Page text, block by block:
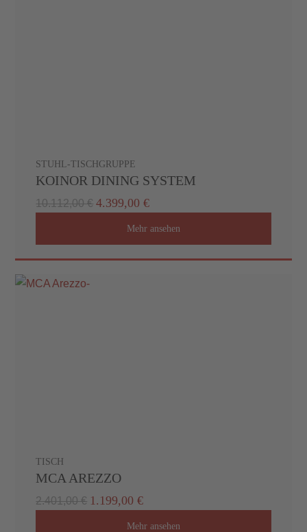
STUHL-TISCHGRUPPE
KOINOR DINING SYSTEM
10.112,00 € 4.399,00 €
Mehr ansehen
TISCH
MCA AREZZO
2.401,00 € 1.199,00 €
Mehr ansehen